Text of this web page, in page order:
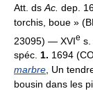
Att. ds Ac. dep.
torchis, boue »
23095) — XVIe s.
spéc. 1. 1694
marbre, Un
bousin dans les